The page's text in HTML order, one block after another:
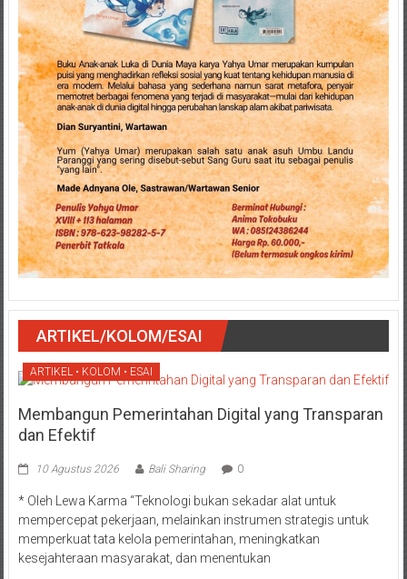
ARTIKEL/KOLOM/ESAI
ARTIKEL • KOLOM • ESAI
Membangun Pemerintahan Digital yang Transparan
dan Efektif
10 Agustus 2026 Bali Sharing 0
* Oleh Lewa Karma “Teknologi bukan sekadar alat untuk
mempercepat pekerjaan, melainkan instrumen strategis untuk
memperkuat tata kelola pemerintahan, meningkatkan
kesejahteraan masyarakat, dan menentukan